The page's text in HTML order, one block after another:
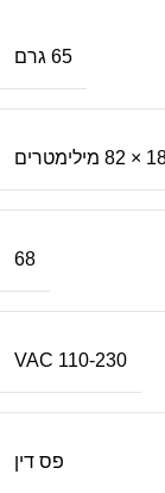
65 גרם
מילימטרים
68
110-230 VAC
פס דין